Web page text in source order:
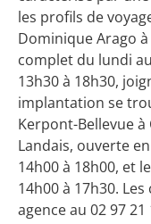
les profils de
Dominique Arago
complet du lundi
13h30 à 18h30,
implantation se
Kerpont-Bellevue
Landais, ouverte
14h00 à 18h00, et
14h00 à 17h30.
agence au 02 97